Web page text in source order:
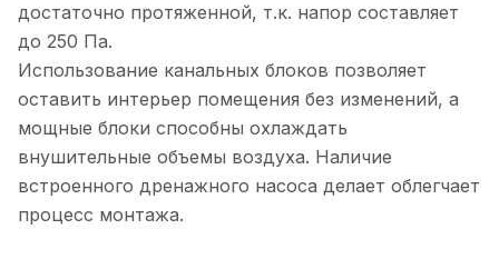
достаточно протяженной, т.к. напор составляет
до 250 Па.
Использование канальных блоков позволяет
оставить интерьер помещения без изменений, а
мощные блоки способны охлаждать
внушительные объемы воздуха. Наличие
встроенного дренажного насоса делает облегчает
процесс монтажа.